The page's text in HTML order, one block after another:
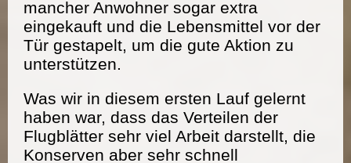
mancher Anwohner sogar extra
eingekauft und die Lebensmittel vor der
Tür gestapelt, um die gute Aktion zu
unterstützen.
Was wir in diesem ersten Lauf gelernt
haben war, dass das Verteilen der
Flugblätter sehr viel Arbeit darstellt, die
Konserven aber sehr schnell